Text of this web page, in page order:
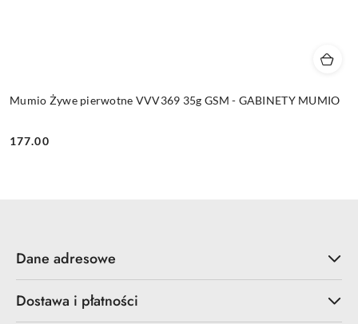
Mumio Żywe pierwotne VVV369 35g GSM - GABINETY MUMIO
Cena:
177.00
Dane adresowe
Dostawa i płatności